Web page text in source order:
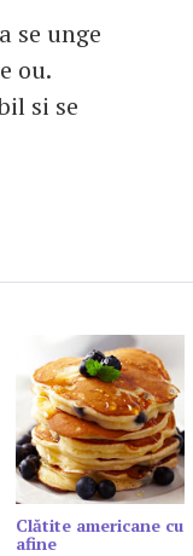
se unge
ou.
si se
Clătite americane cu
afine